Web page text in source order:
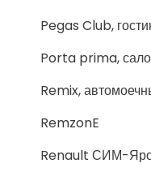
Pegas Club,
Porta prima,
Remix,
RemzonE
Renault СИМ-